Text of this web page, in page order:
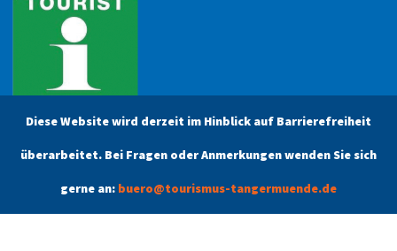
Diese Website wird derzeit im Hinblick auf Barrierefreiheit
überarbeitet. Bei Fragen oder Anmerkungen wenden Sie sich
gerne an: buero@tourismus-tangermuende.de